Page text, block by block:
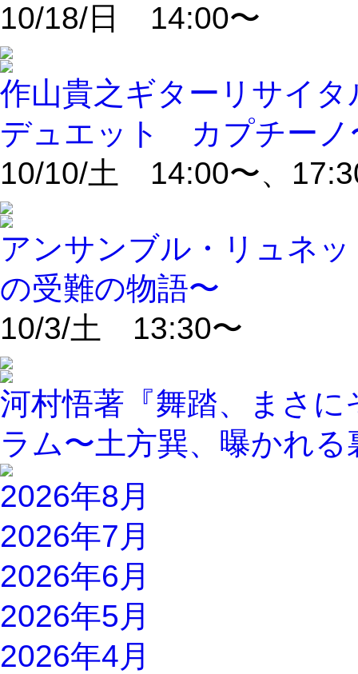
10/18/日 14:00〜
作山貴之ギターリサ
デュエット カプチーノ
10/10/土 14:00〜、
アンサンブル・リュネ
の受難の物語〜
10/3/土 13:30〜
河村悟著『舞踏、まさ
ラム〜土方巽、曝かれる
2026年8月
2026年7月
2026年6月
2026年5月
2026年4月